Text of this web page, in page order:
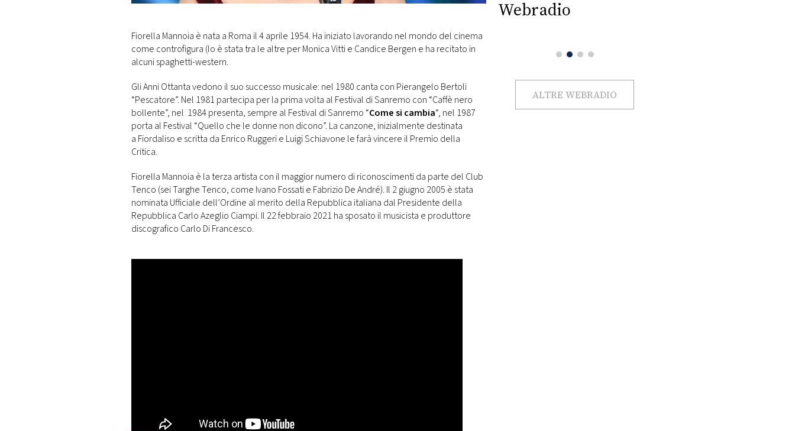
DI
RMC
CONSIGLIA
Fiorella Mannoia è nata a Roma il 4 aprile 1954. Ha iniziato lavorando nel mondo del cinema
come controfigura (lo è stata tra le altre per Monica Vitti e Candice Bergen e ha recitato in
alcuni spaghetti-western.
Gli Anni Ottanta vedono il suo successo musicale: nel 1980 canta con Pierangelo Bertoli
“Pescatore”. Nel 1981 partecipa per la prima volta al Festival di Sanremo con “Caffè nero
bollente”, nel 1984 presenta, sempre al Festival di Sanremo “Come si cambia“, nel 1987
porta al Festival “Quello che le donne non dicono”. La canzone, inizialmente destinata
a Fiordaliso e scritta da Enrico Ruggeri e Luigi Schiavone le farà vincere il Premio della
Critica.
Fiorella Mannoia è la terza artista con il maggior numero di riconoscimenti da parte del Club
Tenco (sei Targhe Tenco, come Ivano Fossati e Fabrizio De André). Il 2 giugno 2005 è stata
nominata Ufficiale dell’Ordine al merito della Repubblica italiana dal Presidente della
Repubblica Carlo Azeglio Ciampi. Il 22 febbraio 2021 ha sposato il musicista e produttore
discografico Carlo Di Francesco.
Webradio
ALTRE WEBRADIO